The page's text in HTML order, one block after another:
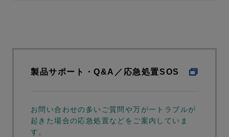
製品サポート・Q&A／応急処置SOS
お問い合わせの多いご質問や万が一トラブルが
起きた場合の応急処置などをご案内していま
す。